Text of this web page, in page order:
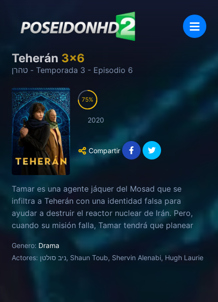
Teherán 3x6
טהרן - Temporada 3 - Episodio 6
75
2020
Compartir
Tamar es una agente jáquer del Mosad que se
infiltra a Teherán con una identidad falsa para
ayudar a destruir el reactor nuclear de Irán. Pero,
cuando su misión falla, Tamar tendrá que planear
riesgo.
Genero: Drama
Actores:
ניב סולטן, Shaun Toub, Shervin Alenabi, Hugh Laurie